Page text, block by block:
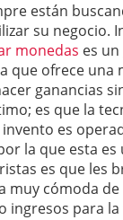
están
su negocio.
monedas es
que ofrece una
ganancias
es que la
es
la que esta es
es que les
muy cómoda de
ingresos para